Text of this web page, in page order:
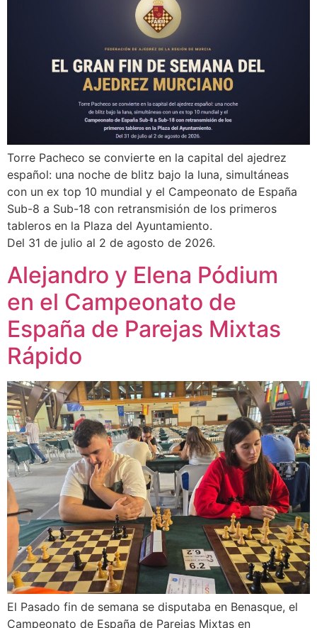
Torre Pacheco se convierte en la capital del ajedrez
español: una noche de blitz bajo la luna, simultáneas
con un ex top 10 mundial y el Campeonato de España
Sub-8 a Sub-18 con retransmisión de los primeros
tableros en la Plaza del Ayuntamiento.
Del 31 de julio al 2 de agosto de 2026.
Alejandro y Elena Pódium
en el Campeonato de
España de Parejas Mixtas
Rápido
El Pasado fin de semana se disputaba en Benasque, el
Campeonato de España de Parejas Mixtas en